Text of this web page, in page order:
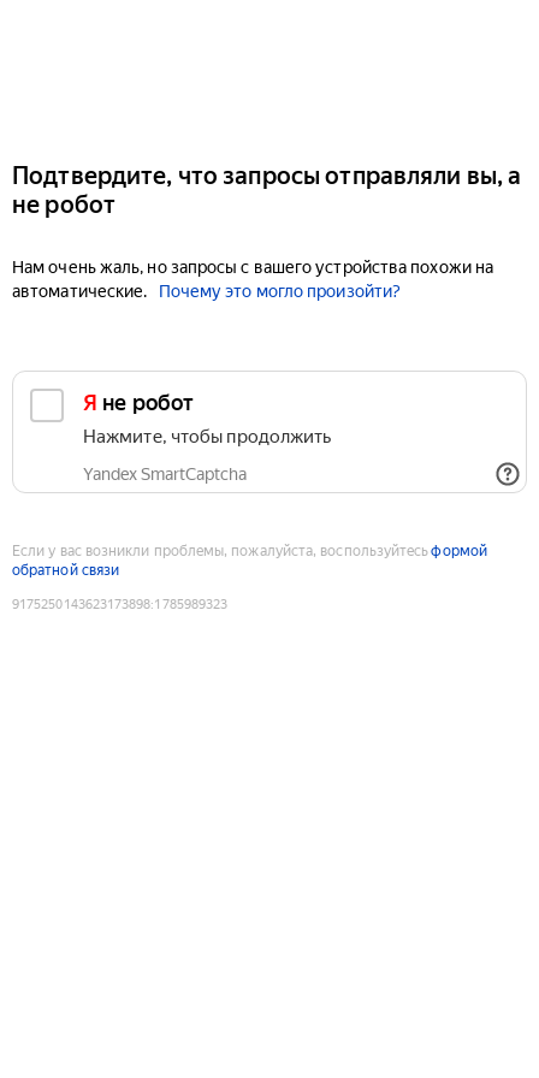
Подтвердите, что запросы отправляли вы, а
не робот
Нам очень жаль, но запросы с вашего устройства похожи на
автоматические.
Почему это могло произойти?
Я не робот
Нажмите, чтобы продолжить
Yandex SmartCaptcha
Если у вас возникли проблемы, пожалуйста, воспользуйтесьформой
обратной связи
9175250143623173898:1785989323